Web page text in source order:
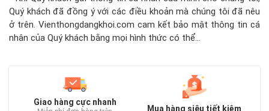
Quý khách đã đồng ý với các điều khoản mà chúng tôi đã nêu
ở trên. Vienthongdangkhoi.com cam kết bảo mật thông tin cá
nhân của Quý khách bằng mọi hình thức có thể...
Giao hàng cực nhanh
Mua hàng siêu tiết kiệm